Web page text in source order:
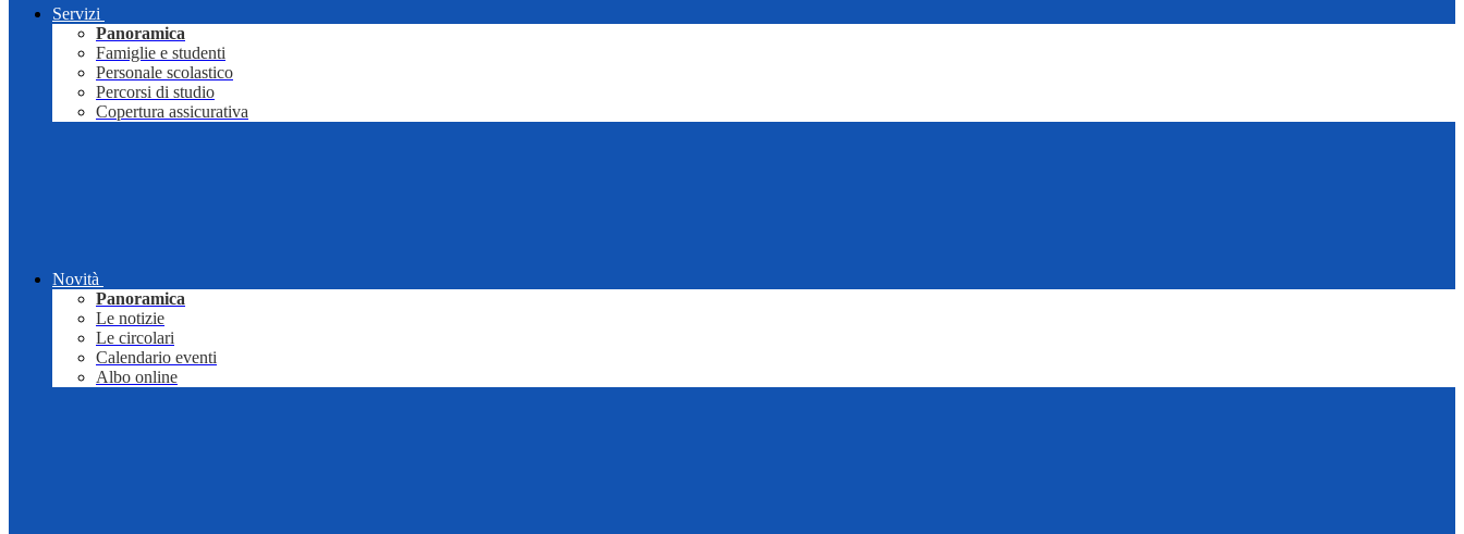
Servizi
Panoramica
Famiglie e studenti
Personale scolastico
Percorsi di studio
Copertura assicurativa
Novità
Panoramica
Le notizie
Le circolari
Calendario eventi
Albo online